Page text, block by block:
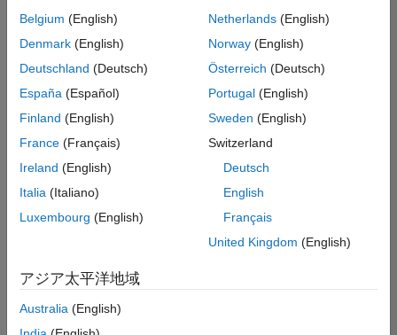
一
致
る
求
は
あ
り
ま
せ
ん。
範
囲
を
広
Belgium (English)
Denmark (English)
Deutschland (Deutsch)
España (Español)
Finland (English)
France (Français)
Ireland (English)
Italia (Italiano)
Luxembourg (English)
Netherlands(English)
Norway(English)
Österreich (Deutsch)
Portugal(English)
Sweden (English)
Switzerland
Deutsch
English
Français
United Kingdom (English)
アジア太平洋地域
Australia (English)